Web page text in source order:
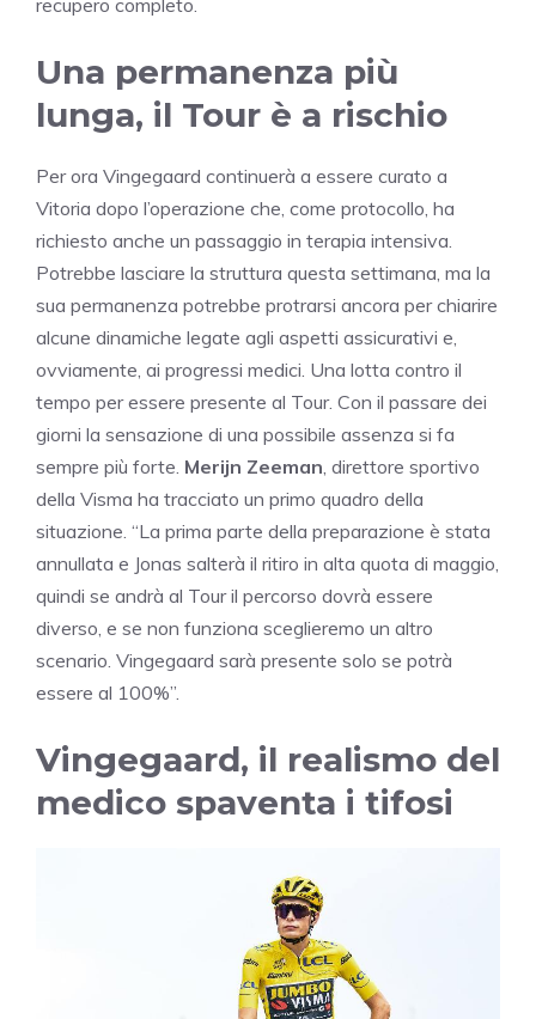
Una permanenza più
lunga, il Tour è a rischio
Per ora Vingegaard continuerà a essere curato a
Vitoria dopo l’operazione che, come protocollo, ha
richiesto anche un passaggio in terapia intensiva.
Potrebbe lasciare la struttura questa settimana, ma la
sua permanenza potrebbe protrarsi ancora per chiarire
alcune dinamiche legate agli aspetti assicurativi e,
ovviamente, ai progressi medici. Una lotta contro il
tempo per essere presente al Tour. Con il passare dei
giorni la sensazione di una possibile assenza si fa
sempre più forte. Merijn Zeeman , direttore sportivo
della Visma ha tracciato un primo quadro della
situazione. “La prima parte della preparazione è stata
annullata e Jonas salterà il ritiro in alta quota di maggio,
quindi se andrà al Tour il percorso dovrà essere
diverso, e se non funziona sceglieremo un altro
scenario. Vingegaard sarà presente solo se potrà
essere al 100%”.
Vingegaard, il realismo del
medico spaventa i tifosi